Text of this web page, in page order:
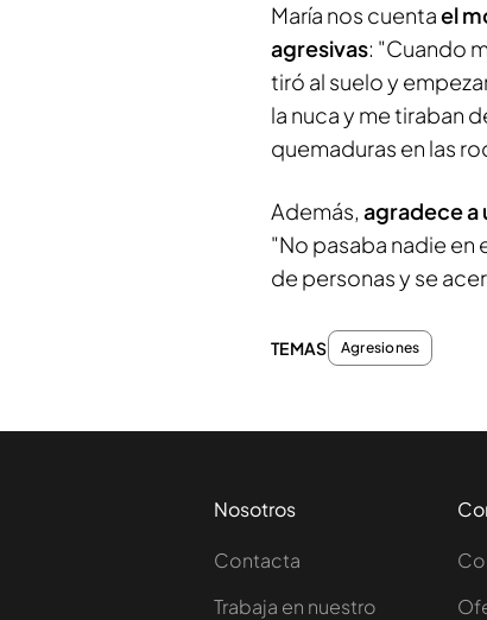
María nos cuentael
agresivas: "Cuando
tiró al suelo y
la nuca y me tiraban
quemaduras en las
Además, agradece a
"No pasaba nadie
de personas y se
TEMAS Agresiones
Nosotros
Contacta
Trabaja en nuestro